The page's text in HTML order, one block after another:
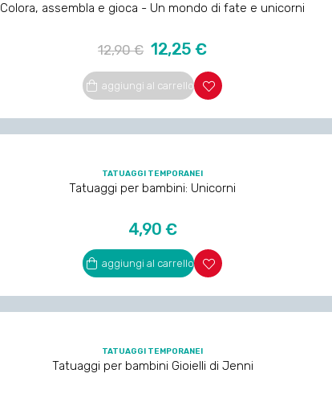
Colora, assembla e gioca - Un mondo di fate e unicorni
Prezzo
regolare
12,90 € Prezzo
12,25 €
aggiungi al carrello
TATUAGGI TEMPORANEI
Tatuaggi per bambini: Unicorni
Prezzo
4,90 €
aggiungi al carrello
TATUAGGI TEMPORANEI
Tatuaggi per bambini Gioielli di Jenni